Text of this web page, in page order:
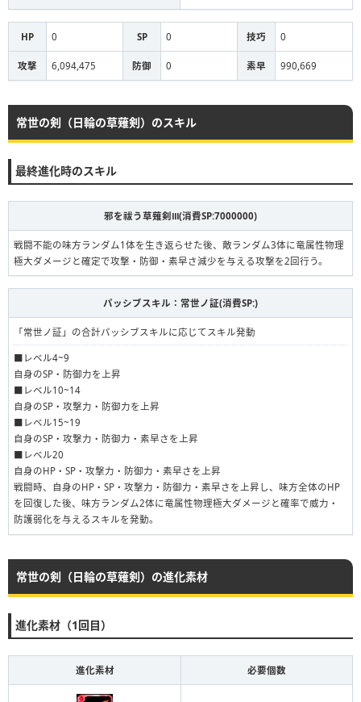
HP 0 SP 0 技巧 0
攻撃 6,094,475 防御 0 素早 990,669
常世の剣（日輪の草薙剣）のスキル
最終進化時のスキル
邪を祓う草薙剣Ⅲ(消費SP:7000000)
戦闘不能の味方ランダム1体を生き返らせた後、敵ランダム3体に竜属性物理
極大ダメージと確定で攻撃・防御・素早さ減少を与える攻撃を2回行う。
パッシブスキル：常世ノ証(消費SP:)
「常世ノ証」の合計パッシブスキルに応じてスキル発動
■レベル4~9
自身のSP・防御力を上昇
■レベル10~14
自身のSP・攻撃力・防御力を上昇
■レベル15~19
自身のSP・攻撃力・防御力・素早さを上昇
■レベル20
自身のHP・SP・攻撃力・防御力・素早さを上昇
戦闘時、自身のHP・SP・攻撃力・防御力・素早さを上昇し、味方全体のHP
を回復した後、味方ランダム2体に竜属性物理極大ダメージと確率で威力・
防護弱化を与えるスキルを発動。
常世の剣（日輪の草薙剣）の進化素材
進化素材（1回目）
進化素材 必要個数